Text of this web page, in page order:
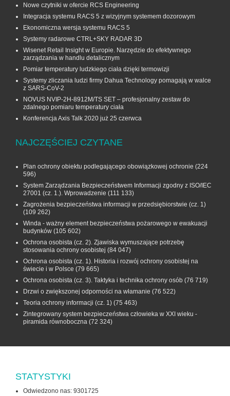
Nowe czytniki w ofercie RCS Engineering
Integracja systemu RACS 5 z wizyjnym systemem dozorowym
Ekonomiczna wersja systemu RACS 5
Systemy radarowe CTRL+SKY RADAR 3D
Wisenet Retail Insight w Europie. Narzędzie do efektywnego
zarządzania w handlu detalicznym
Pomiar temperatury ludzkiego ciała dzięki termowizji
Systemy zliczania ludzi firmy Dahua Technology pomagają w walce
z SARS-CoV-2
NOVUS NVIP-2H-8912M/TS SET – profesjonalny zestaw do
zdalnego pomiaru temperatury ciała
Konferencja Axis Talk 2020 już 25 czerwca
NAJCZĘŚCIEJ CZYTANE
Plan ochrony obiektu podlegającego obowiązkowej ochronie (224
596)
System Zarządzania Bezpieczeństwem Informacji zgodny z ISO/IEC
27001 (cz. 1.). Wprowadzenie (111 133)
Zagrożenia bezpieczeństwa informacji w przedsiębiorstwie (cz. 1)
(109 262)
Winda - ważny element bezpieczeństwa pożarowego w ewakuacji
budynków (105 602)
Ochrona osobista (cz. 2). Zjawiska wymuszające potrzebę
stosowania ochrony osobistej (84 047)
Ochrona osobista (cz. 1). Historia i rozwój ochrony osobistej na
świecie i w Polsce (79 665)
Ochrona osobista (cz. 3). Taktyka i technika ochrony osób (76 719)
Drzwi o zwiększonej odporności na włamanie (76 522)
Teoria ochrony informacji (cz. 1) (75 463)
Zintegrowany system bezpieczeństwa człowieka w XXI wieku -
piramida równoboczna (72 324)
STATYSTYKI
Odwiedzono nas: 9301725